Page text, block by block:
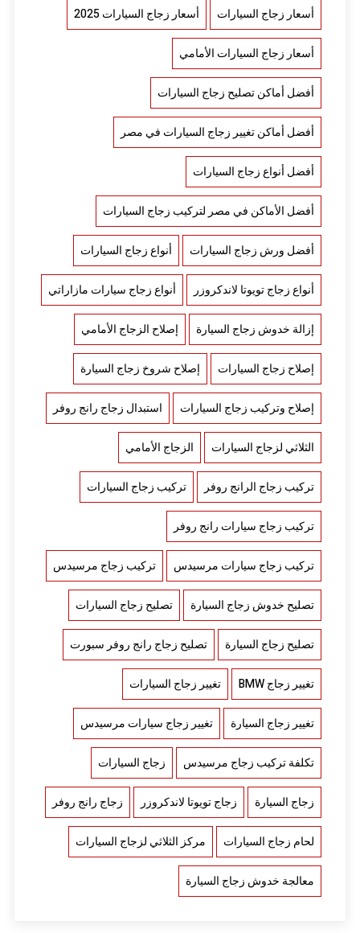
أسعار زجاج السيارات أسعار زجاج السيارات 2025
أسعار زجاج السيارات الأمامي
أفضل أماكن تصليح زجاج السيارات
أفضل أماكن تغيير زجاج السيارات في مصر
أفضل أنواع زجاج السيارات
أفضل الأماكن في مصر لتركيب زجاج السيارات
أفضل ورش زجاج السيارات أنواع زجاج السيارات
أنواع زجاج تويوتا لاندكروزر أنواع زجاج سيارات مازاراتي
إزالة خدوش زجاج السيارة إصلاح الزجاج الأمامي
إصلاح زجاج السيارات إصلاح شروخ زجاج السيارة
إصلاح وتركيب زجاج السيارات استبدال زجاج رانج روفر
الثلاثي لزجاج السيارات الزجاج الأمامي
تركيب زجاج الرانج روفر تركيب زجاج السيارات
تركيب زجاج سيارات رانج روفر
تركيب زجاج سيارات مرسيدس تركيب زجاج مرسيدس
تصليح خدوش زجاج السيارة تصليح زجاج السيارات
تصليح زجاج السيارة تصليح زجاج رانج روفر سبورت
تغيير زجاج BMW تغيير زجاج السيارات
تغيير زجاج السيارة تغيير زجاج سيارات مرسيدس
تكلفة تركيب زجاج مرسيدس زجاج السيارات
زجاج السيارة زجاج تويوتا لاندكروزر زجاج رانج روفر
لحام زجاج السيارات مركز الثلاثي لزجاج السيارات
معالجة خدوش زجاج السيارة